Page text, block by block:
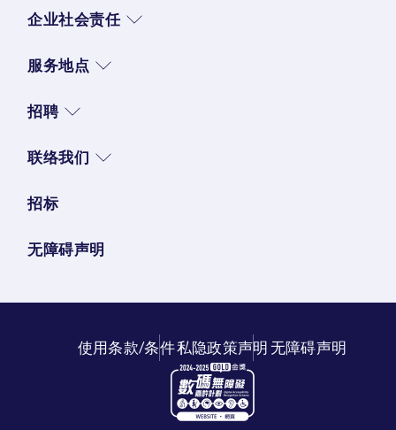
企业社会责任
服务地点
招聘
联络我们
招标
无障碍声明
使用条款/条件私隐政策声明无障碍声明